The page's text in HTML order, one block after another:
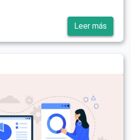
Leer más